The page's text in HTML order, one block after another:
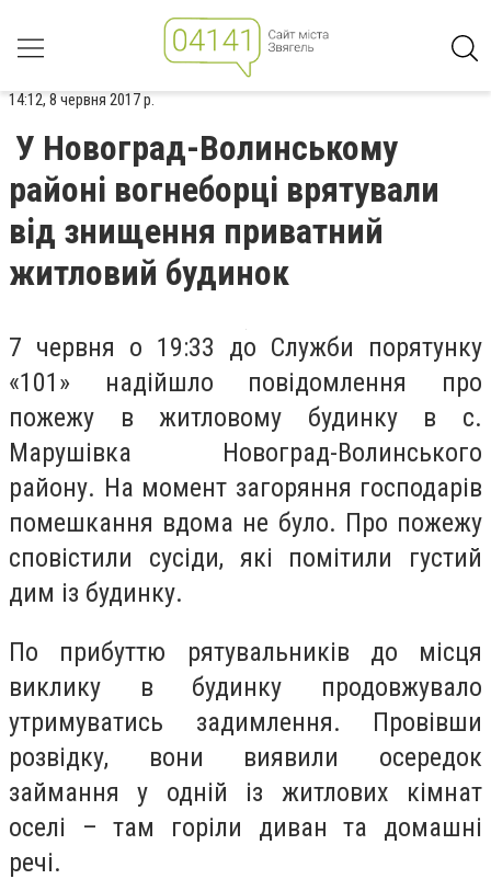
14:12, 8 червня 2017 р.
У Новоград-Волинському
районі вогнеборці врятували
від знищення приватний
житловий будинок
7 червня о 19:33 до Служби порятунку
«101» надійшло повідомлення про
пожежу в житловому будинку в с.
Марушівка Новоград-Волинського
району. На момент загоряння господарів
помешкання вдома не було. Про пожежу
сповістили сусіди, які помітили густий
дим із будинку.
По прибуттю рятувальників до місця
виклику в будинку продовжувало
утримуватись задимлення. Провівши
розвідку, вони виявили осередок
займання у одній із житлових кімнат
оселі – там горіли диван та домашні
речі.